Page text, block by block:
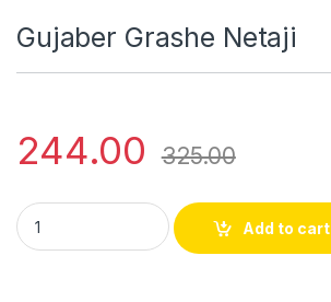
Gujaber Grashe Netaji
244.00 325.00
Gujaber Grashe Netaji quantity
Add to cart